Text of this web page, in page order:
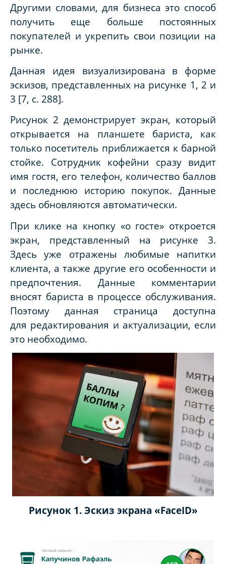
Другими словами, для бизнеса это способ
получить еще больше постоянных
покупателей и укрепить свои позиции на
рынке.
Данная идея визуализирована в форме
эскизов, представленных на рисунке 1, 2 и
3 [7, с. 288].
Рисунок 2 демонстрирует экран, который
открывается на планшете бариста, как
только посетитель приближается к барной
стойке. Сотрудник кофейни сразу видит
имя гостя, его телефон, количество баллов
и последнюю историю покупок. Данные
здесь обновляются автоматически.
При клике на кнопку «о госте» откроется
экран, представленный на рисунке 3.
Здесь уже отражены любимые напитки
клиента, а также другие его особенности и
предпочтения. Данные комментарии
вносят бариста в процессе обслуживания.
Поэтому данная страница доступна
для редактирования и актуализации, если
это необходимо.
Рисунок 1. Эскиз экрана «FaceID»